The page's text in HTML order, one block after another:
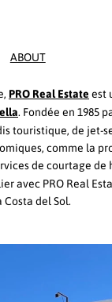
ABOUT
PRO Real Estate est
. Fondée en 1985
touristique, de jet-
comme la
de courtage
avec PRO Real
del Sol.